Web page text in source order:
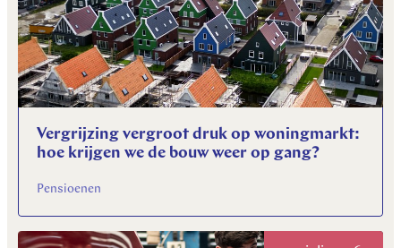
Vergrijzing vergroot druk op woningmarkt:
hoe krijgen we de bouw weer op gang?
Pensioenen